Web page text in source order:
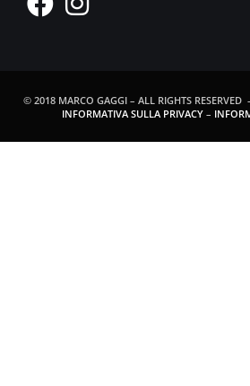
© 2018 MARCO GAGGI – ALL RIGHTS RESERVED
INFORMATIVA SULLA PRIVACY–